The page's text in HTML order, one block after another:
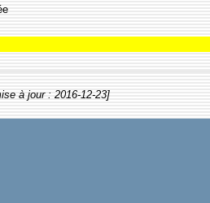
à jour : 2016-12-23]